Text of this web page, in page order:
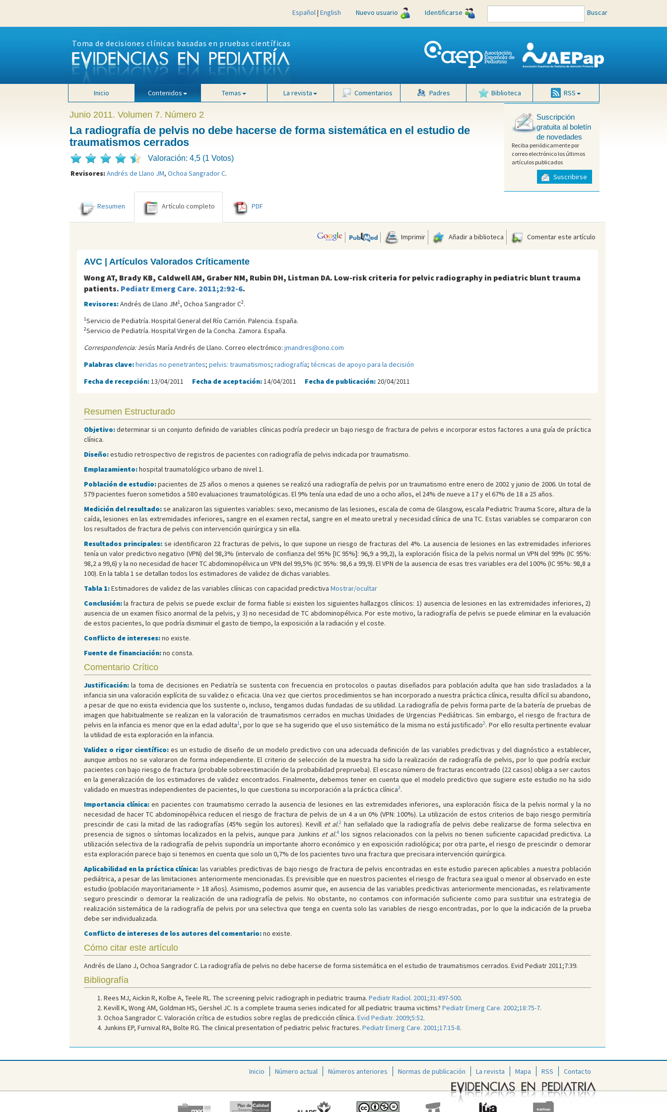
Español| English Nuevo usuario Identificarse Buscar
Toma de decisiones clínicas basadas en pruebas científicas
Inicio Contenidos Temas La revista Comentarios Padres Biblioteca RSS
Junio 2011. Volumen 7. Número 2
La radiografía de pelvis no debe hacerse de forma sistemática en el estudio de
traumatismos cerrados
Valoración: 4,5 (1 Votos)
Revisores:Andrés de Llano JM, Ochoa Sangrador C.
Suscripción
gratuita al boletín
de novedades
Reciba periódicamente por
correo electrónico los últimos
artículos publicados
Suscribirse
Resumen Artículo completo PDF
Imprimir Añadir a biblioteca Comentar este artículo
AVC | Artículos Valorados Críticamente
Wong AT, Brady KB, Caldwell AM, Graber NM, Rubin DH, Listman DA. Low-risk criteria for pelvic radiography in pediatric blunt trauma
patients. Pediatr Emerg Care. 2011;2:92-6.
Revisores:Andrés de Llano JM1, Ochoa Sangrador C2.
1Servicio de Pediatría. Hospital General del Río Carrión. Palencia. España.
2Servicio de Pediatría. Hospital Virgen de la Concha. Zamora. España.
Correspondencia:Jesús María Andrés de Llano. Correo electrónico: jmandres@ono.com
Palabras clave:heridas no penetrantes; pelvis: traumatismos; radiografía; técnicas de apoyo para la decisión
Fecha de recepción:13/04/2011 Fecha de aceptación:14/04/2011 Fecha de publicación: 20/04/2011
Resumen Estructurado
Objetivo:determinar si un conjunto definido de variables clínicas podría predecir un bajo riesgo de fractura de pelvis e incorporar estos factores a una guía de práctica
clínica.
Diseño:estudio retrospectivo de registros de pacientes con radiografía de pelvis indicada por traumatismo.
Emplazamiento:hospital traumatológico urbano de nivel 1.
Población de estudio:pacientes de 25 años o menos a quienes se realizó una radiografía de pelvis por un traumatismo entre enero de 2002 y junio de 2006. Un total de
579 pacientes fueron sometidos a 580 evaluaciones traumatológicas. El 9% tenía una edad de uno a ocho años, el 24% de nueve a 17 y el 67% de 18 a 25 años.
Medición del resultado:se analizaron las siguientes variables: sexo, mecanismo de las lesiones, escala de coma de Glasgow, escala Pediatric Trauma Score, altura de la
caída, lesiones en las extremidades inferiores, sangre en el examen rectal, sangre en el meato uretral y necesidad clínica de una TC. Estas variables se compararon con
los resultados de fractura de pelvis con intervención quirúrgica y sin ella.
Resultados principales:se identificaron 22 fracturas de pelvis, lo que supone un riesgo de fracturas del 4%. La ausencia de lesiones en las extremidades inferiores
tenía un valor predictivo negativo (VPN) del 98,3% (intervalo de confianza del 95% [IC 95%]: 96,9 a 99,2), la exploración física de la pelvis normal un VPN del 99% (IC 95%:
98,2 a 99,6) y la no necesidad de hacer TC abdominopélvica un VPN del 99,5% (IC 95%: 98,6 a 99,9). El VPN de la ausencia de esas tres variables era del 100% (IC 95%: 98,8 a
100). En la tabla 1 se detallan todos los estimadores de validez de dichas variables.
Tabla 1:Estimadores de validez de las variables clínicas con capacidad predictiva Mostrar/ocultar
Conclusión:la fractura de pelvis se puede excluir de forma fiable si existen los siguientes hallazgos clínicos: 1) ausencia de lesiones en las extremidades inferiores, 2)
ausencia de un examen físico anormal de la pelvis, y 3) no necesidad de TC abdominopélvica. Por este motivo, la radiografía de pelvis se puede eliminar en la evaluación
de estos pacientes, lo que podría disminuir el gasto de tiempo, la exposición a la radiación y el coste.
Conflicto de intereses:no existe.
Fuente de financiación:no consta.
Comentario Crítico
Justificación:la toma de decisiones en Pediatría se sustenta con frecuencia en protocolos o pautas diseñados para población adulta que han sido trasladados a la
infancia sin una valoración explícita de su validez o eficacia. Una vez que ciertos procedimientos se han incorporado a nuestra práctica clínica, resulta difícil su abandono,
a pesar de que no exista evidencia que los sustente o, incluso, tengamos dudas fundadas de su utilidad. La radiografía de pelvis forma parte de la batería de pruebas de
imagen que habitualmente se realizan en la valoración de traumatismos cerrados en muchas Unidades de Urgencias Pediátricas. Sin embargo, el riesgo de fractura de
pelvis en la infancia es menor que en la edad adulta1, por lo que se ha sugerido que el uso sistemático de la misma no está justificado2. Por ello resulta pertinente evaluar
la utilidad de esta exploración en la infancia.
Validez o rigor científico:es un estudio de diseño de un modelo predictivo con una adecuada definición de las variables predictivas y del diagnóstico a establecer,
aunque ambos no se valoraron de forma independiente. El criterio de selección de la muestra ha sido la realización de radiografía de pelvis, por lo que podría excluir
pacientes con bajo riesgo de fractura (probable sobreestimación de la probabilidad preprueba). El escaso número de fracturas encontrado (22 casos) obliga a ser cautos
en la generalización de los estimadores de validez encontrados. Finalmente, debemos tener en cuenta que el modelo predictivo que sugiere este estudio no ha sido
validado en muestras independientes de pacientes, lo que cuestiona su incorporación a la práctica clínica3.
Importancia clínica:en pacientes con traumatismo cerrado la ausencia de lesiones en las extremidades inferiores, una exploración física de la pelvis normal y la no
necesidad de hacer TC abdominopélvica reducen el riesgo de fractura de pelvis de un 4 a un 0% (VPN: 100%). La utilización de estos criterios de bajo riesgo permitiría
prescindir de casi la mitad de las radiografías (45% según los autores). Kevill et al.2 han señalado que la radiografía de pelvis debe realizarse de forma selectiva en
presencia de signos o síntomas localizados en la pelvis, aunque para Junkins et al.4 los signos relacionados con la pelvis no tienen suficiente capacidad predictiva. La
utilización selectiva de la radiografía de pelvis supondría un importante ahorro económico y en exposición radiológica; por otra parte, el riesgo de prescindir o demorar
esta exploración parece bajo si tenemos en cuenta que solo un 0,7% de los pacientes tuvo una fractura que precisara intervención quirúrgica.
Aplicabilidad en la práctica clínica: las variables predictivas de bajo riesgo de fractura de pelvis encontradas en este estudio parecen aplicables a nuestra población
pediátrica, a pesar de las limitaciones anteriormente mencionadas. Es previsible que en nuestros pacientes el riesgo de fractura sea igual o menor al observado en este
estudio (población mayoritariamente > 18 años). Asimismo, podemos asumir que, en ausencia de las variables predictivas anteriormente mencionadas, es relativamente
seguro prescindir o demorar la realización de una radiografía de pelvis. No obstante, no contamos con información suficiente como para sustituir una estrategia de
realización sistemática de la radiografía de pelvis por una selectiva que tenga en cuenta solo las variables de riesgo encontradas, por lo que la indicación de la prueba
debe ser individualizada.
Conflicto de intereses de los autores del comentario:no existe.
Cómo citar este artículo
Andrés de Llano J, Ochoa Sangrador C. La radiografía de pelvis no debe hacerse de forma sistemática en el estudio de traumatismos cerrados. Evid Pediatr 2011;7:39.
Bibliografía
Rees MJ, Aickin R, Kolbe A, Teele RL. The screening pelvic radiograph in pediatric trauma. Pediatr Radiol. 2001;31:497-500.
Kevill K, Wong AM, Goldman HS, Gershel JC. Is a complete trauma series indicated for all pediatric trauma victims? Pediatr Emerg Care. 2002;18:75-7.
Ochoa Sangrador C. Valoración crítica de estudios sobre reglas de predicción clínica. Evid Pediatr. 2009;5:52.
Junkins EP, Furnival RA, Bolte RG. The clinical presentation of pediatric pelvic fractures. Pediatr Emerg Care. 2001;17:15-8.
Inicio Número actual Números anteriores Normas de publicación La revista Mapa RSS Contacto